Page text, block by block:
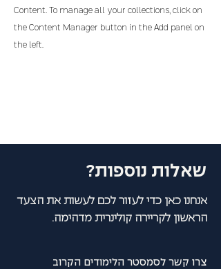
Content. To manage all your collections, click on
the Content Manager button in the Add panel on
the left.
שאלות נוספות?
אנחנו כאן כדי לעזור לכם לעשות את הצעד
הראשון לקריירה קולינרית מדהימה.
צרו קשר לסמסטר הלימודים הקרוב